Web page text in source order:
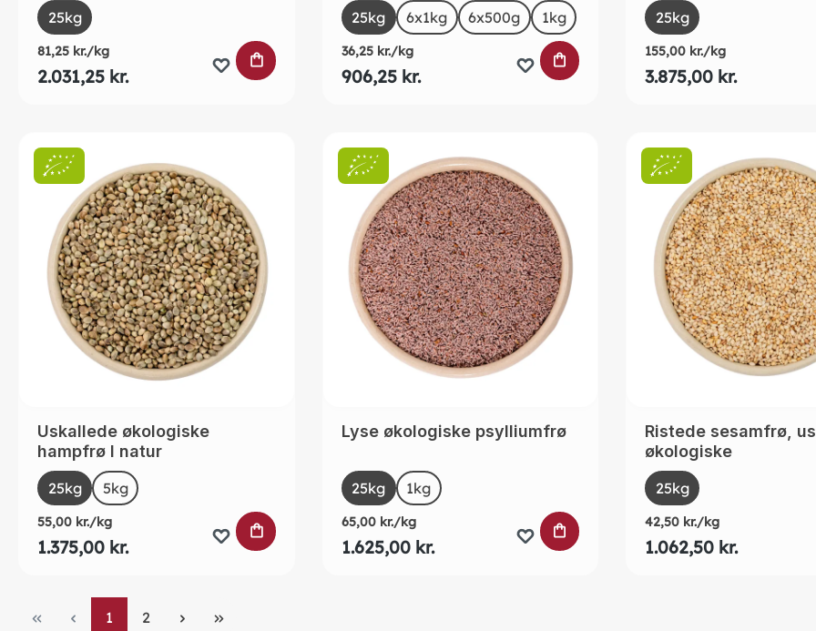
Select
Size
25kg
81,25 kr./kg
2.031,25 kr.
LÆG I INDKØBSKURVEN
Select
Size
25kg 6x1kg 6x500g 1kg
36,25 kr./kg
906,25 kr.
LÆG I INDKØBSKURVEN
Select
Size
25kg(This option is
155,00 kr./kg
3.875,00 kr.
Uskallede økologiske
hampfrø I natur
Select
Size
25kg 5kg
55,00 kr./kg
1.375,00 kr.
LÆG I INDKØBSKURVEN
Lyse økologiske psylliumfrø
Select
Size
25kg 1kg(This option is currently unavailable.)
65,00 kr./kg
1.625,00 kr.
LÆG I INDKØBSKURVEN
Ristede sesamfrø,
økologiske
Select
Size
25kg
42,50 kr./kg
1.062,50 kr.
Page
1 Page
2